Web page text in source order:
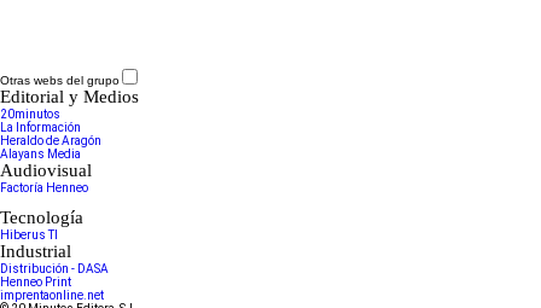
Otras webs del grupo
Editorial y Medios
20minutos
La Información
Heraldo de Aragón
Alayans Media
Audiovisual
Factoría Henneo
Tecnología
Hiberus TI
Industrial
Distribución - DASA
Henneo Print
imprentaonline.net